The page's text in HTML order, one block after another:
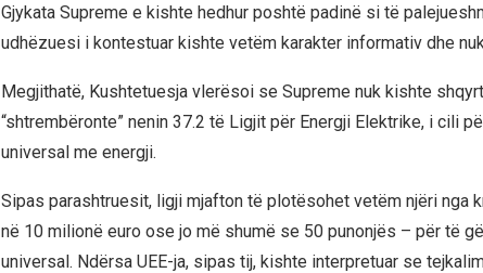
Gjykata Supreme e kishte hedhur poshtë padinë si të
udhëzuesi i kontestuar kishte vetëm karakter informativ dhe
Megjithatë, Kushtetuesja vlerësoi se Supreme nuk kishte
“shtrembëronte” nenin 37.2 të Ligjit për Energji Elektrike, i cili
universal me energji.
Sipas parashtruesit, ligji mjafton të plotësohet vetëm njëri nga
në 10 milionë euro ose jo më shumë se 50 punonjës – për të
universal. Ndërsa UEE-ja, sipas tij, kishte interpretuar se